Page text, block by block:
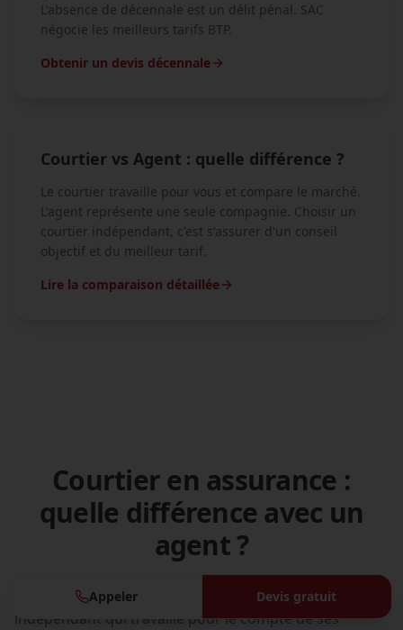
Appeler Devis gratuit
L'absence de décennale est un délit pénal. SAC
négocie les meilleurs tarifs BTP.
Obtenir un devis décennale
Courtier vs Agent : quelle différence ?
Le courtier travaille pour vous et compare le marché.
L'agent représente une seule compagnie. Choisir un
courtier indépendant, c'est s'assurer d'un conseil
objectif et du meilleur tarif.
Lire la comparaison détaillée
Courtier en assurance :
quelle différence avec un
agent ?
courtier en assurance
est un intermédiaire
indépendant qui travaille pour le compte de ses